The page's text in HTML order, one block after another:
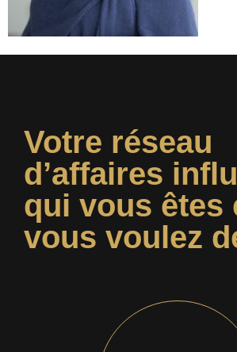
Votre réseau
d’affaires
qui vous êtes
vous voulez